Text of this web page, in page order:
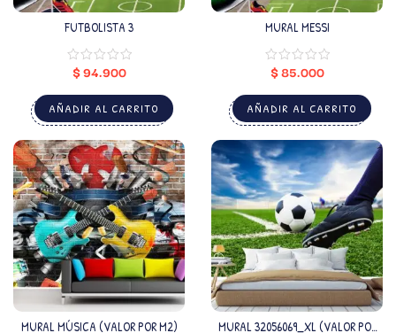
FUTBOLISTA 3
$94.900
AÑADIR AL CARRITO
MURAL MESSI
$85.000
AÑADIR AL CARRITO
MURAL MÚSICA (VALOR POR M2)
MURAL 32056069_XL (VALOR POR